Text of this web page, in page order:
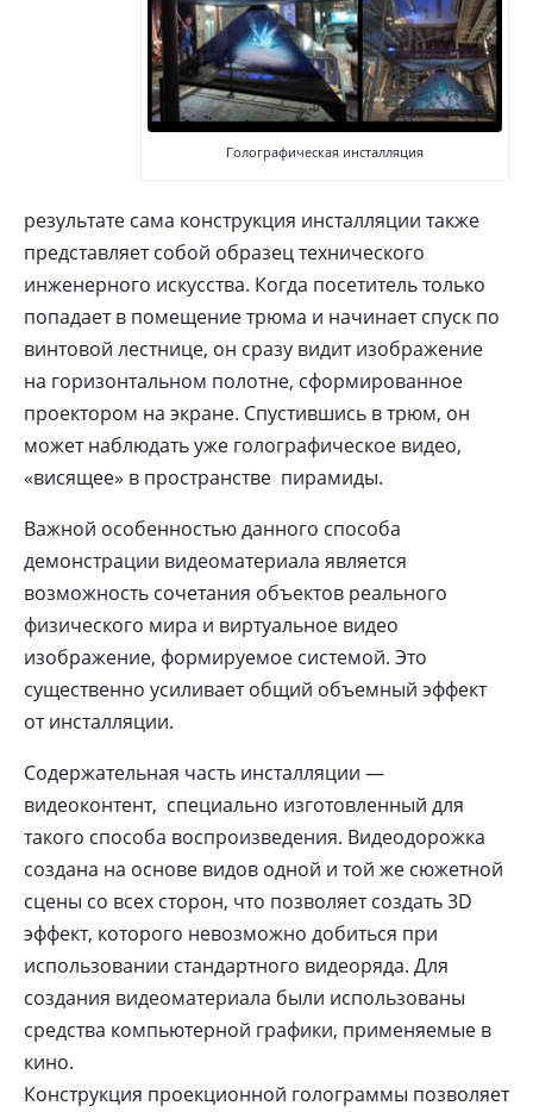
Голографическая инсталляция
результате сама конструкция инсталляции также
представляет собой образец технического
инженерного искусства. Когда посетитель только
попадает в помещение трюма и начинает спуск по
винтовой лестнице, он сразу видит изображение
на горизонтальном полотне, сформированное
проектором на экране. Спустившись в трюм, он
может наблюдать уже голографическое видео,
«висящее» в пространстве пирамиды.
Важной особенностью данного способа
демонстрации видеоматериала является
возможность сочетания объектов реального
физического мира и виртуальное видео
изображение, формируемое системой. Это
существенно усиливает общий объемный эффект
от инсталляции.
Содержательная часть инсталляции —
видеоконтент, специально изготовленный для
такого способа воспроизведения. Видеодорожка
создана на основе видов одной и той же сюжетной
сцены со всех сторон, что позволяет создать 3D
эффект, которого невозможно добиться при
использовании стандартного видеоряда. Для
создания видеоматериала были использованы
средства компьютерной графики, применяемые в
кино.
Конструкция проекционной голограммы позволяет